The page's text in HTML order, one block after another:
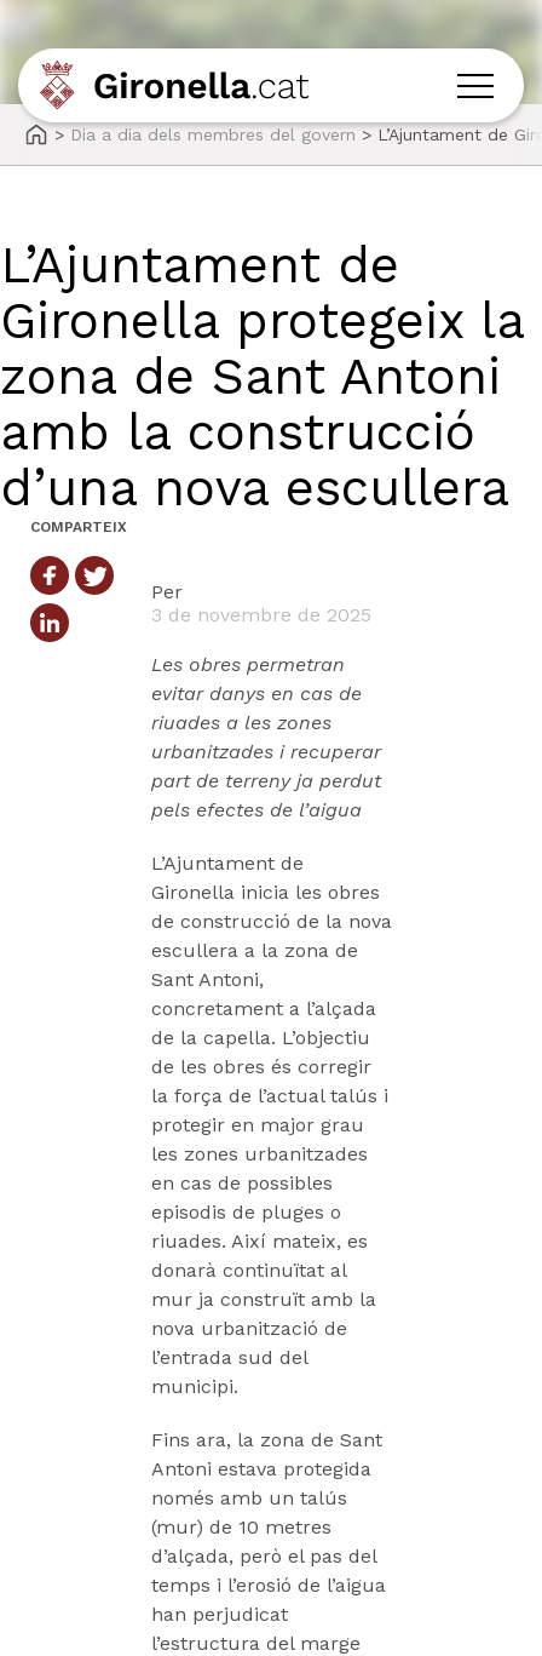
> Dia a dia dels membres del govern > L’Ajuntament de
L’Ajuntament de
Gironella protegeix la
zona de Sant Antoni
amb la construcció
d’una nova escullera
COMPARTEIX
Per
3 de novembre de 2025
Les obres permetran
evitar danys en cas de
riuades a les zones
urbanitzades i recuperar
part de terreny ja perdut
pels efectes de l’aigua
L’Ajuntament de
Gironella inicia les obres
de construcció de la nova
escullera a la zona de
Sant Antoni,
concretament a l’alçada
de la capella. L’objectiu
de les obres és corregir
la força de l’actual talús i
protegir en major grau
les zones urbanitzades
en cas de possibles
episodis de pluges o
riuades. Així mateix, es
donarà continuïtat al
mur ja construït amb la
nova urbanització de
l’entrada sud del
municipi.
Fins ara, la zona de Sant
Antoni estava protegida
només amb un talús
(mur) de 10 metres
d’alçada, però el pas del
temps i l’erosió de l’aigua
han perjudicat
l’estructura del marge